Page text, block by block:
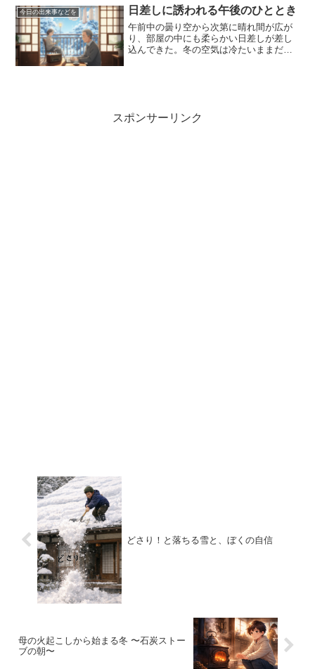
る。私は友だちと顔を見合わせ、こっそ
り後をついていく。おじさんは...
今日の出来事などを 日差しに誘われる午後のひととき
午前中の曇り空から次第に晴れ間が広が
り、部屋の中にも柔らかい日差しが差し
込んできた。冬の空気は冷たいままだ
スポンサーリンク
どさり！と落ちる雪と、ぼくの自信
母の火起こしから始まる冬 〜石炭ストー
ブの朝〜